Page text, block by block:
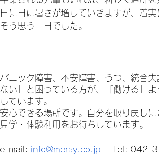
日に日に暑さが増していきますが、着
そう思う一日でした。
パニック障害、不安障害、うつ、統合
ない」と困っている方が、「働ける」
しています。
安心できる場所です。自分を取り戻しに
見学・体験利用をお待ちしています。
e-mail: info@meray.co.jp Tel: 042-